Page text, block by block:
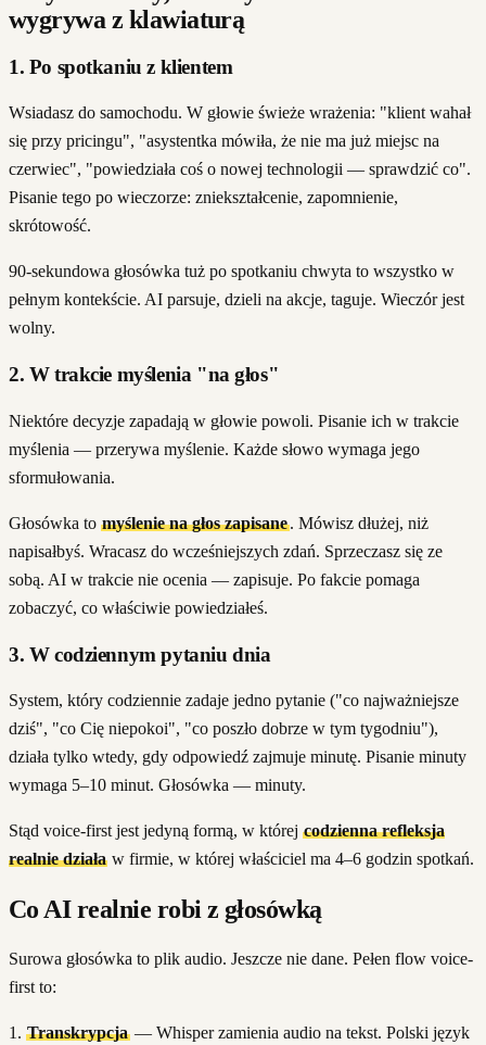
wygrywa z klawiaturą
1. Po spotkaniu z klientem
Wsiadasz do samochodu. W głowie świeże wrażenia: "klient wahał
się przy pricingu", "asystentka mówiła, że nie ma już miejsc na
czerwiec", "powiedziała coś o nowej technologii — sprawdzić co".
Pisanie tego po wieczorze: zniekształcenie, zapomnienie,
skrótowość.
90-sekundowa głosówka tuż po spotkaniu chwyta to wszystko w
pełnym kontekście. AI parsuje, dzieli na akcje, taguje. Wieczór jest
wolny.
2. W trakcie myślenia "na głos"
Niektóre decyzje zapadają w głowie powoli. Pisanie ich w trakcie
myślenia — przerywa myślenie. Każde słowo wymaga jego
sformułowania.
Głosówka to myślenie na głos zapisane. Mówisz dłużej, niż
napisałbyś. Wracasz do wcześniejszych zdań. Sprzeczasz się ze
sobą. AI w trakcie nie ocenia — zapisuje. Po fakcie pomaga
zobaczyć, co właściwie powiedziałeś.
3. W codziennym pytaniu dnia
System, który codziennie zadaje jedno pytanie ("co najważniejsze
dziś", "co Cię niepokoi", "co poszło dobrze w tym tygodniu"),
działa tylko wtedy, gdy odpowiedź zajmuje minutę. Pisanie minuty
wymaga 5–10 minut. Głosówka — minuty.
Stąd voice-first jest jedyną formą, w której codzienna refleksja
realnie działa w firmie, w której właściciel ma 4–6 godzin spotkań.
Co AI realnie robi z głosówką
Surowa głosówka to plik audio. Jeszcze nie dane. Pełen flow voice-
first to:
1. Transkrypcja— Whisper zamienia audio na tekst. Polski język